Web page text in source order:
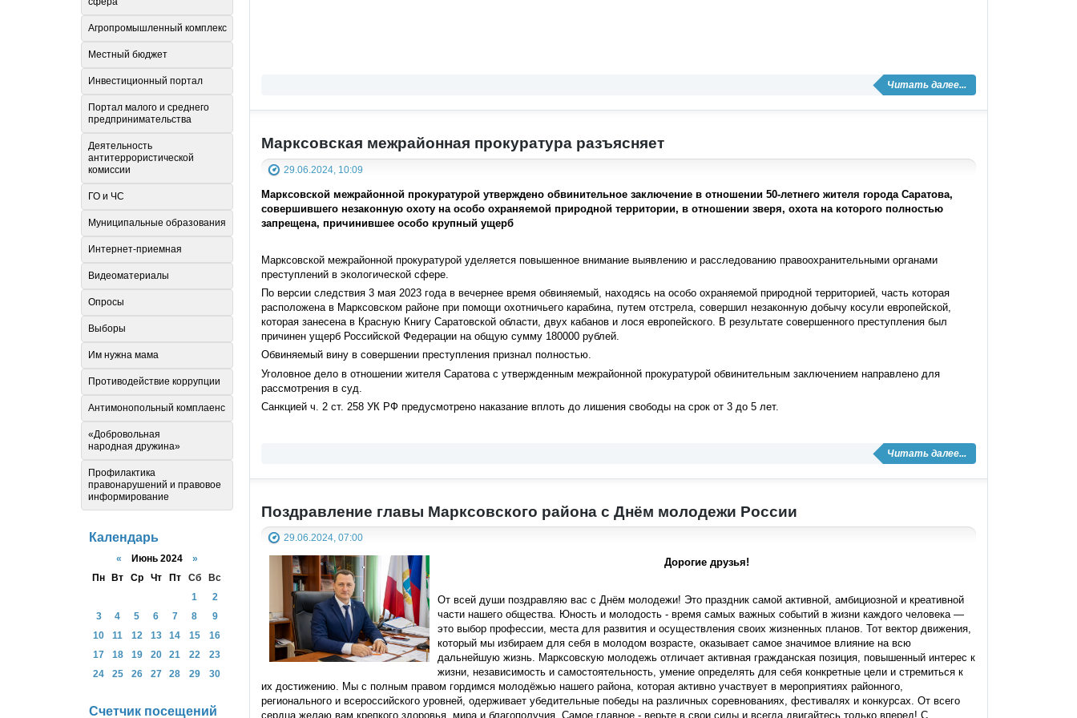
Читать далее...
Марксовская межрайонная прокуратура разъясняет
29.06.2024, 10:09
Марксовской межрайонной прокуратурой утверждено обвинительное заключение в отношении 50-летнего жителя города Саратова,
совершившего незаконную охоту на особо охраняемой природной территории, в отношении зверя, охота на которого полностью
запрещена, причинившее особо крупный ущерб
Марксовской межрайонной прокуратурой уделяется повышенное внимание выявлению и расследованию правоохранительными органами
преступлений в экологической сфере.
По версии следствия 3 мая 2023 года в вечернее время обвиняемый, находясь на особо охраняемой природной территорией, часть которая
расположена в Марксовском районе при помощи охотничьего карабина, путем отстрела, совершил незаконную добычу косули европейской,
которая занесена в Красную Книгу Саратовской области, двух кабанов и лося европейского. В результате совершенного преступления был
причинен ущерб Российской Федерации на общую сумму 180000 рублей.
Обвиняемый вину в совершении преступления признал полностью.
Уголовное дело в отношении жителя Саратова с утвержденным межрайонной прокуратурой обвинительным заключением направлено для
рассмотрения в суд.
Санкцией ч. 2 ст. 258 УК РФ предусмотрено наказание вплоть до лишения свободы на срок от 3 до 5 лет.
Читать далее...
Поздравление главы Марксовского района с Днём молодежи России
29.06.2024, 07:00
Дорогие друзья!
От всей души поздравляю вас с Днём молодежи! Это праздник самой активной, амбициозной и креативной
части нашего общества. Юность и молодость - время самых важных событий в жизни каждого человека —
это выбор профессии, места для развития и осуществления своих жизненных планов. Тот вектор движения,
который мы избираем для себя в молодом возрасте, оказывает самое значимое влияние на всю
дальнейшую жизнь. Марксовскую молодежь отличает активная гражданская позиция, повышенный интерес к
жизни, независимость и самостоятельность, умение определять для себя конкретные цели и стремиться к
их достижению. Мы с полным правом гордимся молодёжью нашего района, которая активно участвует в мероприятиях районного,
регионального и всероссийского уровней, одерживает убедительные победы на различных соревнованиях, фестивалях и конкурсах. От всего
сердца желаю вам крепкого здоровья, мира и благополучия. Самое главное - верьте в свои силы и всегда двигайтесь только вперед! С
Агропромышленный комплекс
Местный бюджет
Инвестиционный портал
Портал малого и среднего
предпринимательства
Деятельность
антитеррористической
комиссии
ГО и ЧС
Муниципальные образования
Интернет-приемная
Видеоматериалы
Опросы
Выборы
Им нужна мама
Противодействие коррупции
Антимонопольный комплаенс
«Добровольная
народная дружина»
Профилактика
правонарушений и правовое
информирование
Календарь
« Июнь 2024 »
Пн
Вт Ср Чт Пт Сб
Вс
1
2
3
4 5 6 7 8
9
10
11 12 13 14 15
16
17
18 19 20 21 22
23
24
25 26 27 28 29 30
Счетчик посещений